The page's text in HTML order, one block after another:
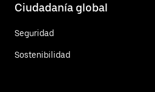
Ciudadanía global
Seguridad
Sostenibilidad